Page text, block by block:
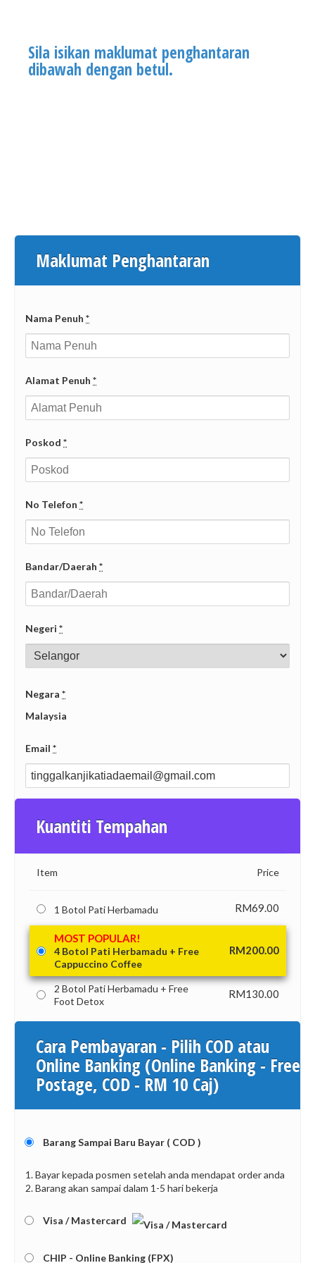
Sila isikan maklumat penghantaran
dibawah dengan betul.
Maklumat Penghantaran
Nama Penuh *
Alamat Penuh *
Poskod *
No Telefon *
Bandar/Daerah *
Negeri *
Negara *
Malaysia
Email *
Kuantiti Tempahan
Item Price
1 Botol Pati Herbamadu RM69.00
MOST POPULAR!
4 Botol Pati Herbamadu + Free
Cappuccino Coffee
RM200.00
2 Botol Pati Herbamadu + Free
Foot Detox
RM130.00
Cara Pembayaran - Pilih COD atau
Online Banking (Online Banking - Free
Postage, COD - RM 10 Caj)
Barang Sampai Baru Bayar ( COD )
1. Bayar kepada posmen setelah anda mendapat order anda
2. Barang akan sampai dalam 1-5 hari bekerja
Visa / Mastercard
CHIP - Online Banking (FPX)